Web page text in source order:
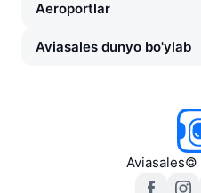
Aeroportlar
Aviasales dunyo bo'ylab
Aviasales©